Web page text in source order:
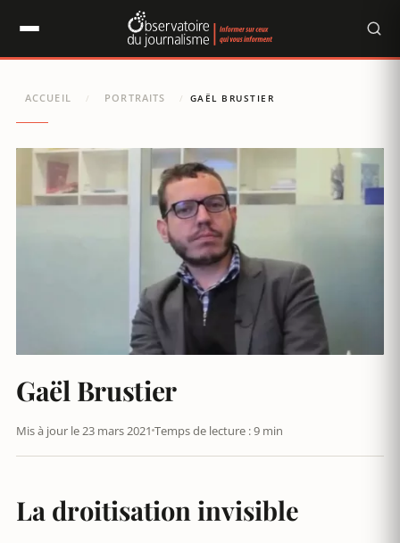
ACCUEIL / PORTRAITS / GAËL BRUSTIER
Gaël Brustier
Mis à jour le 23 mars 2021 Temps de lecture : 9 min
La droitisation invisible
Panneau de gestion des cookies